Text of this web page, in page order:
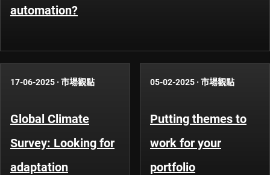
automation?
17-06-2025 · 市場觀點
Global Climate
Survey: Looking for
adaptation
05-02-2025 · 市場觀點
Putting themes to
work for your
portfolio